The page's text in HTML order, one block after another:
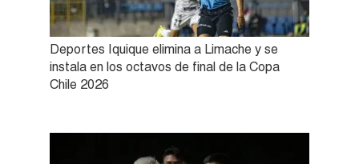
Deportes Iquique elimina a Limache y se
instala en los octavos de final de la Copa
Chile 2026